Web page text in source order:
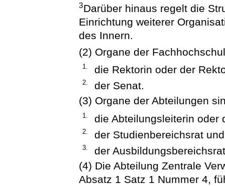
3Darüber hinaus regelt die
Einrichtung weiterer
des Innern.
(2) Organe der
1. die Rektorin oder der
2.
der Senat.
(3) Organe der Abteilungen
1. die Abteilungsleiterin oder
2. der Studienbereichsrat und
3.
der
(4) Die Abteilung Zentrale
Absatz 1 Satz 1 Nummer 4,